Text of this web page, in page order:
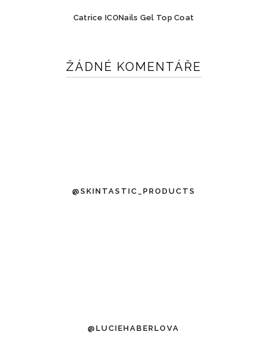
Catrice ICONails Gel Top Coat
ŽÁDNÉ KOMENTÁŘE
@SKINTASTIC_PRODUCTS
@LUCIEHABERLOVA